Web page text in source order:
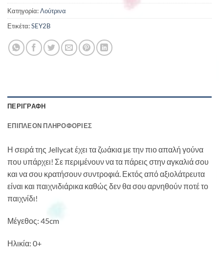
Κατηγορία:Λούτρινα
Ετικέτα:SEY2B
ΠΕΡΙΓΡΑΦΉ
ΕΠΙΠΛΈΟΝ ΠΛΗΡΟΦΟΡΊΕΣ
Η σειρά της Jellycat έχει τα ζωάκια με την πιο απαλή γούνα
που υπάρχει! Σε περιμένουν να τα πάρεις στην αγκαλιά σου
και να σου κρατήσουν συντροφιά. Εκτός από αξιολάτρευτα
είναι και παιχνιδιάρικα καθώς δεν θα σου αρνηθούν ποτέ το
παιχνίδι!
Μέγεθος: 45cm
Ηλικία: 0+